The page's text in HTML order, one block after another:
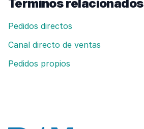
Términos relacionados
Pedidos directos
Canal directo de ventas
Pedidos propios